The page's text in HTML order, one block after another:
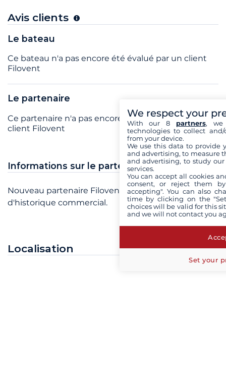
Avis clients
Le bateau
Ce bateau n'a pas encore été évalué par un client
Filovent
Le partenaire
Ce partenaire n'a pas encore été évalué par un
client Filovent
Informations sur le partenaire
Nouveau partenaire Filovent, pas encore
d'historique commercial.
Localisation
We respect your
With our 8 partners, we
technologies to collect
from your device.
We use this data to provide
and advertising, to measure
and advertising, to study
services.
You can accept all cookies
consent, or reject them
accepting". You can also
time by clicking on the
choices will be valid for this
and we will not contact you
Set your